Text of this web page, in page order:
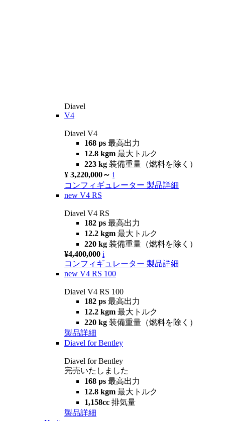
Diavel
V4
Diavel V4
168 ps 最高出力
12.8 kgm 最大トルク
223 kg 装備重量（燃料を除く）
¥ 3,220,000～ i
コンフィギュレーター 製品詳細
new V4 RS
Diavel V4 RS
182 ps 最高出力
12.2 kgm 最大トルク
220 kg 装備重量（燃料を除く）
¥4,400,000 i
コンフィギュレーター 製品詳細
new V4 RS 100
Diavel V4 RS 100
182 ps 最高出力
12.2 kgm 最大トルク
220 kg 装備重量（燃料を除く）
製品詳細
Diavel for Bentley
Diavel for Bentley
完売いたしました
168 ps 最高出力
12.8 kgm 最大トルク
1,158cc 排気量
製品詳細